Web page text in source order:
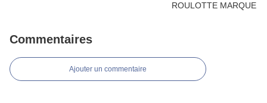
Commentaires
Ajouter un commentaire